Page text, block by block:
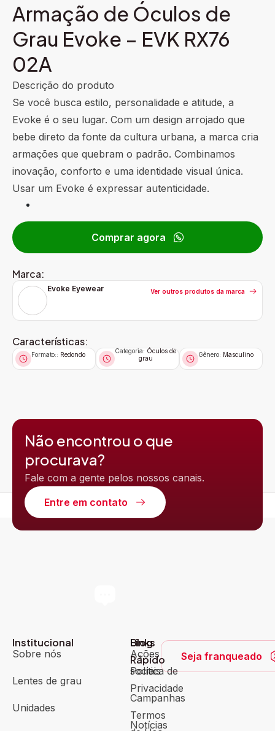
Armação de Óculos de
Grau Evoke – EVK RX76
02A
Descrição do produto
Se você busca estilo, personalidade e atitude, a
Evoke é o seu lugar. Com um design arrojado que
bebe direto da fonte da cultura urbana, a marca cria
armações que quebram o padrão. Combinamos
inovação, conforto e uma identidade visual única.
Usar um Evoke é expressar autenticidade.
Comprar agora
Marca:
Evoke Eyewear Ver outros produtos da marca
Características:
Formato:: Redondo Categoria:Óculos de
grau
Gênero: Masculino
Não encontrou o que
procurava?
Fale com a gente pelos nossos canais.
Entre em contato
Institucional
Sobre nós
Lentes de grau
Unidades
Blog
Ações
sociais
Campanhas
Notícias
Links
Rápido
Política de
Privacidade
Termos
Seja franqueado